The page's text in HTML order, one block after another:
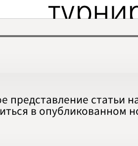
представление статьи
в опубликованном